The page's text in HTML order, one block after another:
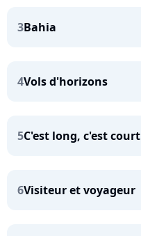
3Bahia
4Vols d'horizons
5C'est long, c'est court
6Visiteur et voyageur